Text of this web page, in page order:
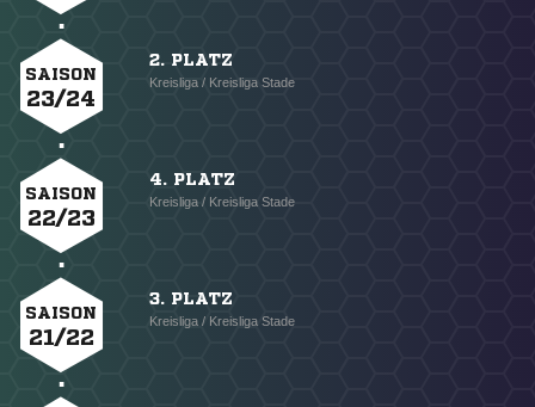
SAISON
23/24
2. PLATZ
Kreisliga / Kreisliga Stade
SAISON
22/23
4. PLATZ
Kreisliga / Kreisliga Stade
SAISON
21/22
3. PLATZ
Kreisliga / Kreisliga Stade